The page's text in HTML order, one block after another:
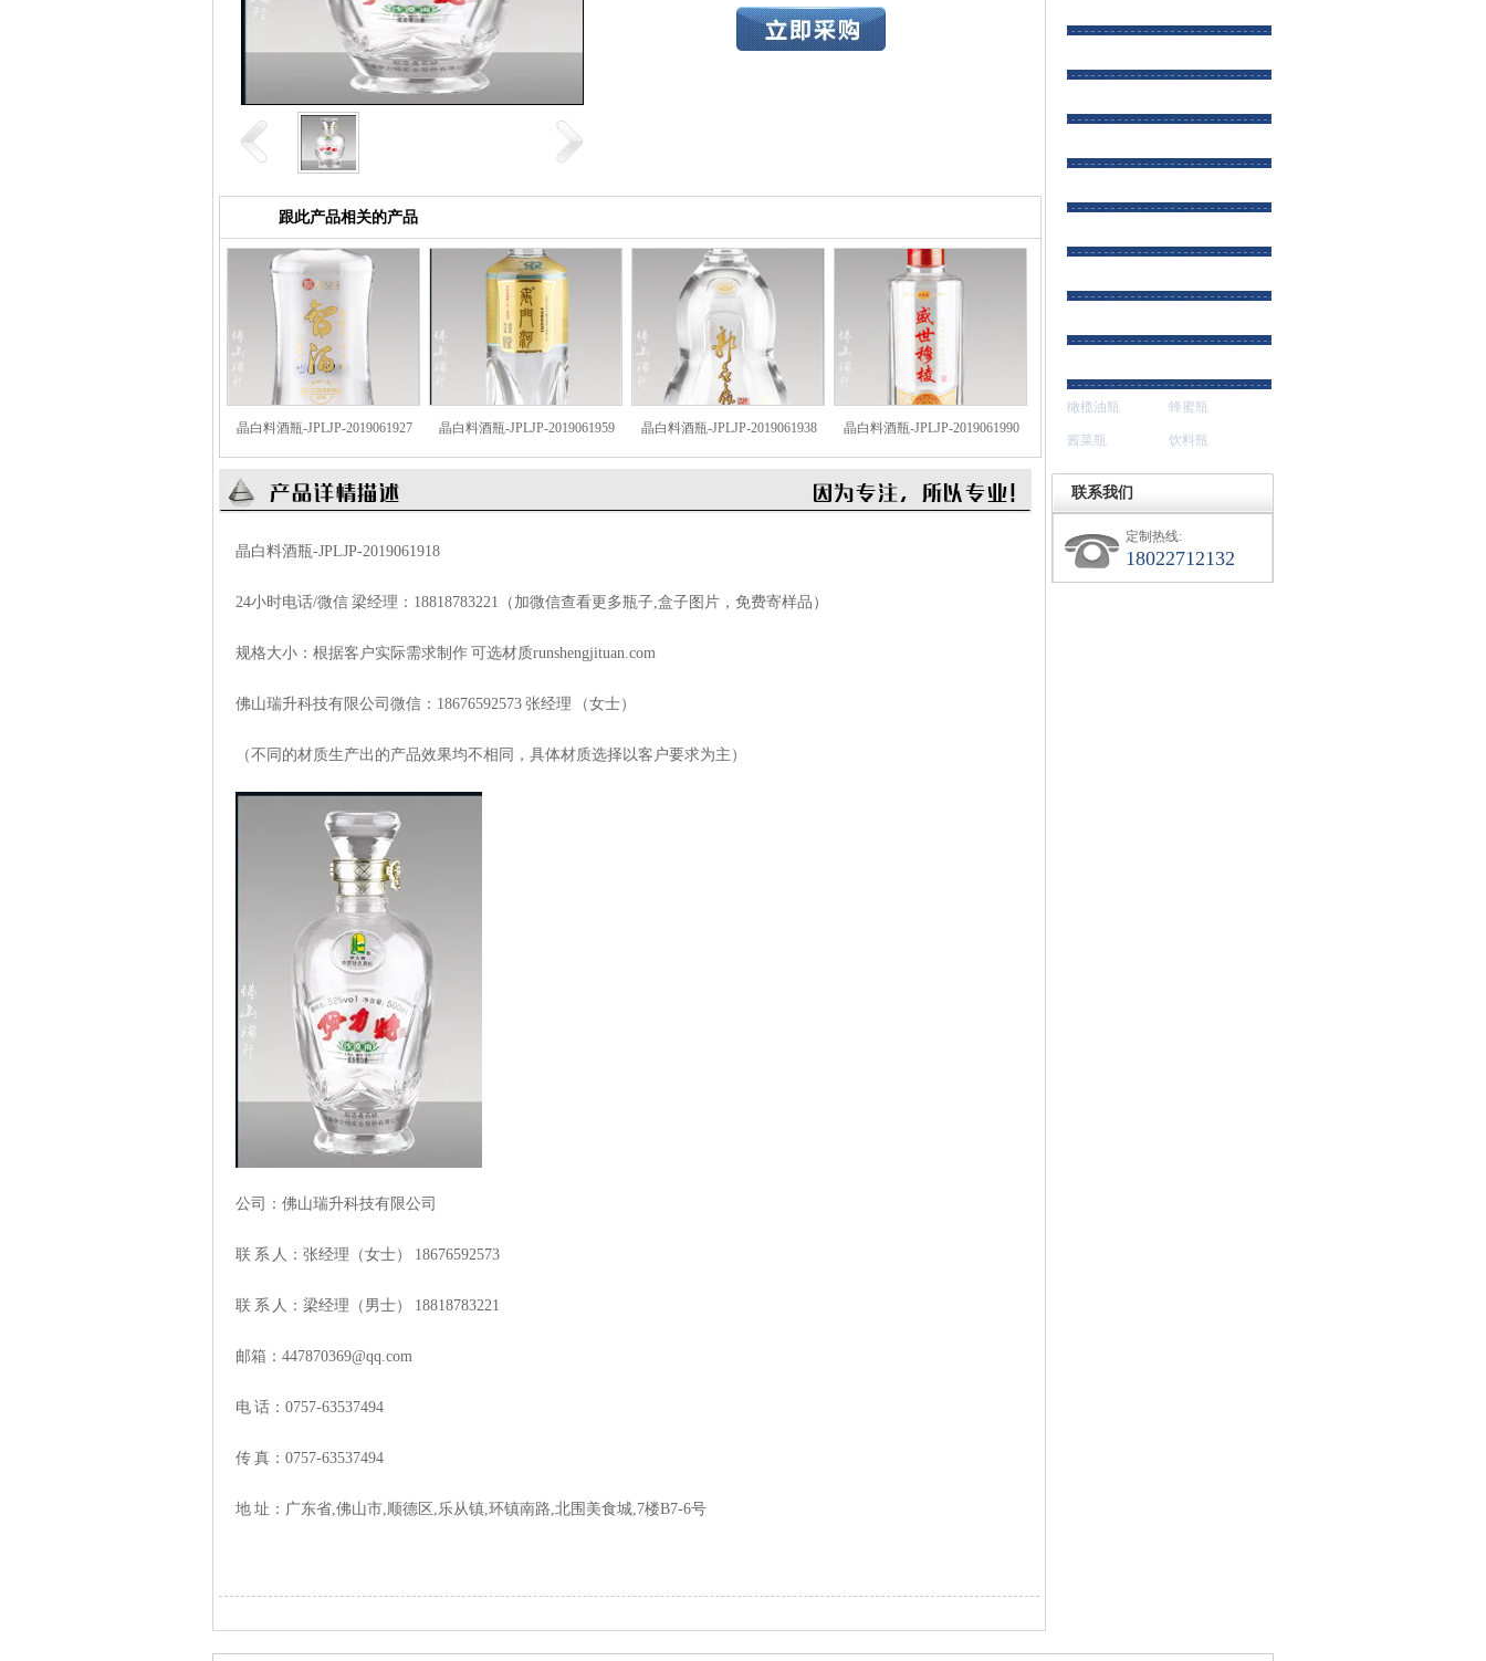
跟此产品相关的产品
晶白料酒瓶-JPLJP-2019061927 晶白料酒瓶-JPLJP-2019061959 晶白料酒瓶-JPLJP-2019061938 晶白料酒瓶-JPLJP-2019061990
晶白料酒瓶-JPLJP-2019061918
24小时电话/微信 梁经理： 18818783221 （加微信查看更多瓶子,盒子图片，免费寄样品）
规格大小：根据客户实际需求制作 可选材质runshengjituan.com
佛山瑞升科技有限公司微信： 18676592573 张经理 （女士）
（不同的材质生产出的产品效果均不相同，具体材质选择以客户要求为主）
公司：佛山瑞升科技有限公司
联 系 人：张经理（女士） 18676592573
联 系 人：梁经理（男士） 18818783221
邮箱： 447870369@qq.com
电 话：0757-63537494
传 真：0757-63537494
地 址：广东省,佛山市,顺德区 ,乐从镇,环镇南路,北围美食城,7楼B7-6号
橄榄油瓶 蜂蜜瓶
酱菜瓶 饮料瓶
联系我们
定制热线:
18022712132